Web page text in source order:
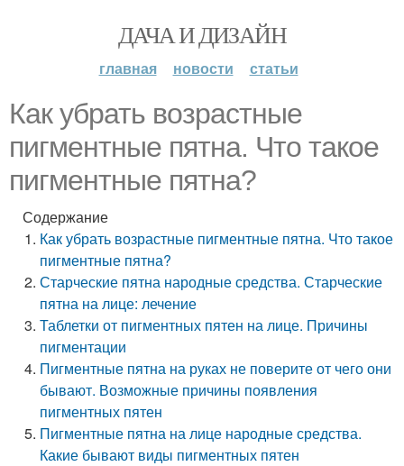
ДАЧА И ДИЗАЙН
главная новости статьи
Как убрать возрастные
пигментные пятна. Что такое
пигментные пятна?
Содержание
Как убрать возрастные пигментные пятна. Что такое
пигментные пятна?
Старческие пятна народные средства. Старческие
пятна на лице: лечение
Таблетки от пигментных пятен на лице. Причины
пигментации
Пигментные пятна на руках не поверите от чего они
бывают. Возможные причины появления
пигментных пятен
Пигментные пятна на лице народные средства.
Какие бывают виды пигментных пятен